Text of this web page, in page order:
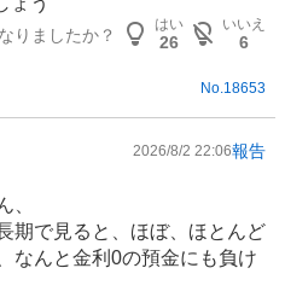
りましたか？
はい
26
いいえ
6
No.18653
2026/8/2 22:06報告
、
期で見ると、ほぼ、ほとんど
なんと金利0の預金にも負け